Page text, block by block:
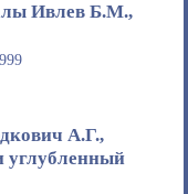
Ивлев Б.М.,
А.Г.,
углубленный